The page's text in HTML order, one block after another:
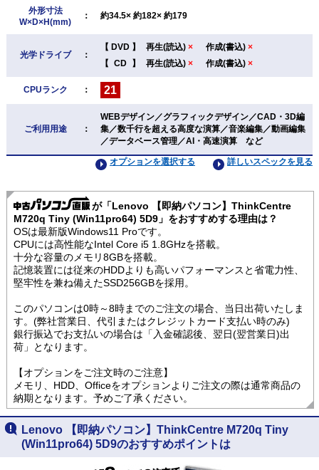
外形寸法
W×D×H(mm)
： 約34.5× 約182× 約179
光学ドライブ ：
【 DVD 】 再生(読込) × 作成(書込) ×
【 CD 】 再生(読込) × 作成(書込) ×
CPUランク ： 21
ご利用用途 ：
WEBデザイン／グラフィックデザイン／CAD・3D編
集／数千行を超える高度な演算／音楽編集／動画編集
／データベース管理／AI・高速演算 など
詳しいスペックを見る
オプションを選択する
が「Lenovo 【即納パソコン】ThinkCentre
M720q Tiny (Win11pro64) 5D9」をおすすめする理由は？
OSは最新版Windows11 Proです。
CPUには高性能なIntel Core i5 1.8GHzを搭載。
十分な容量のメモリ8GBを搭載。
記憶装置には従来のHDDよりも高いパフォーマンスと省電力性、
堅牢性を兼ね備えたSSD256GBを採用。
このパソコンは0時～8時までのご注文の場合、当日出荷いたしま
す。(弊社営業日、代引またはクレジットカード支払い時のみ)
銀行振込でお支払いの場合は「入金確認後、翌日(翌営業日)出
荷」となります。
【オプションをご注文時のご注意】
メモリ、HDD、Officeをオプションよりご注文の際は通常商品の
納期となります。予めご了承ください。
Lenovo 【即納パソコン】ThinkCentre M720q Tiny
(Win11pro64) 5D9のおすすめポイントは